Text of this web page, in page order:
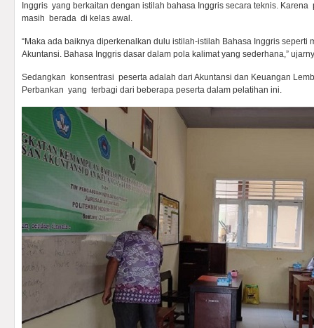
Inggris yang berkaitan dengan istilah bahasa Inggris secara teknis.
masih berada di kelas awal.
“Maka ada baiknya diperkenalkan dulu istilah-istilah Bahasa Inggris seperti
Akuntansi. Bahasa Inggris dasar dalam pola kalimat yang sederhana,”
Sedangkan konsentrasi peserta adalah dari Akuntansi dan Keuangan
Perbankan yang terbagi dari beberapa peserta dalam pelatihan ini.